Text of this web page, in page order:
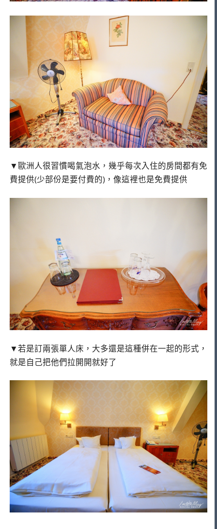
▼歐洲人很習慣喝氣泡水，幾乎每次入住的房間都有免
費提供(少部份是要付費的)，像這裡也是免費提供
▼若是訂兩張單人床，大多還是這種併在一起的形式，
就是自己把他們拉開開就好了